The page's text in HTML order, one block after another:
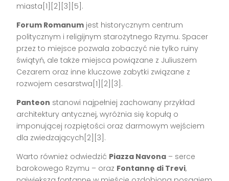
miasta[1][2][3][5].
Forum Romanum jest historycznym centrum
politycznym i religijnym starożytnego Rzymu. Spacer
przez to miejsce pozwala zobaczyć nie tylko ruiny
świątyń, ale także miejsca powiązane z Juliuszem
Cezarem oraz inne kluczowe zabytki związane z
rozwojem cesarstwa[1][2][3].
Panteon stanowi najpełniej zachowany przykład
architektury antycznej, wyróżnia się kopułą o
imponującej rozpiętości oraz darmowym wejściem
dla zwiedzających[2][3].
Warto również odwiedzić Piazza Navona – serce
barokowego Rzymu – oraz Fontannę di Trevi,